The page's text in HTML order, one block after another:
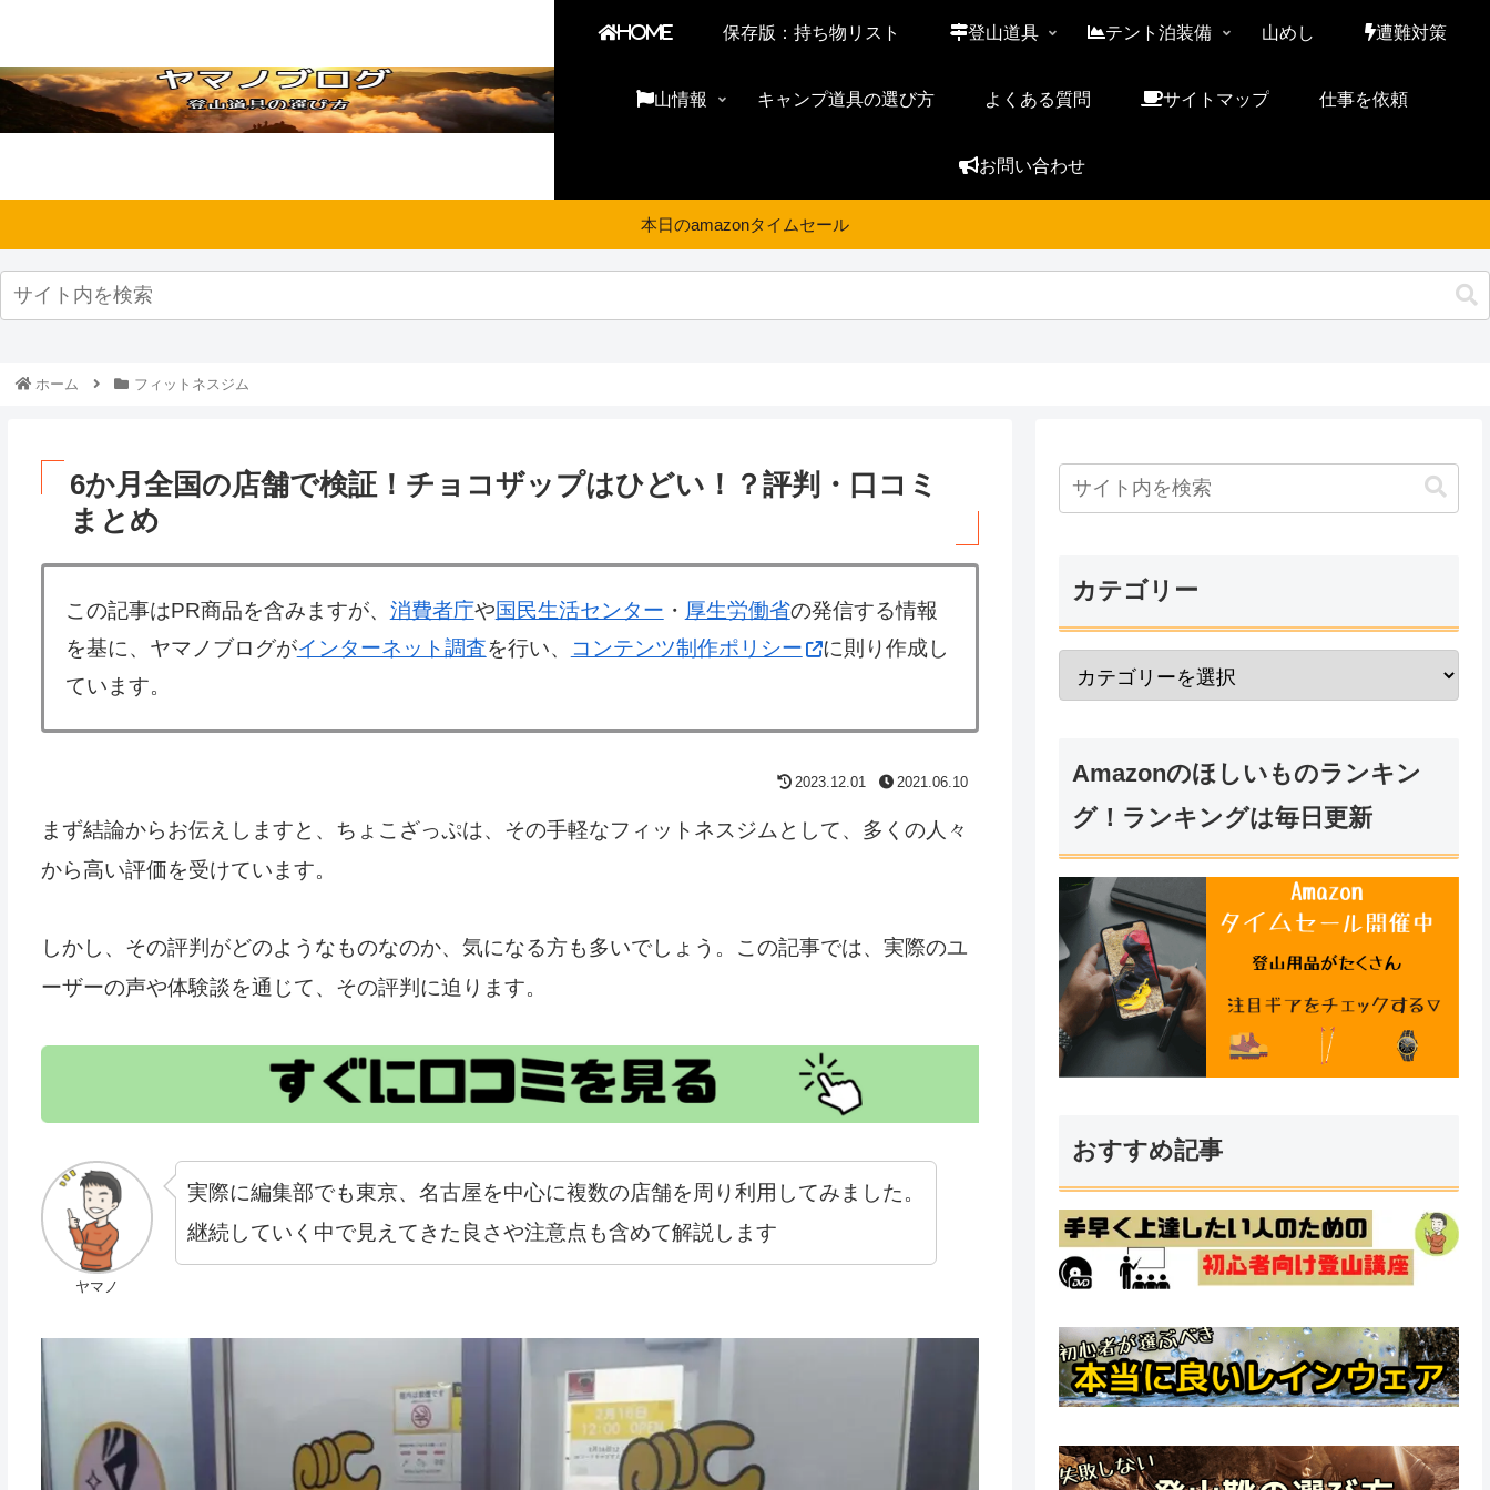
HOME 保存版：持ち物リスト 登山道具 テント泊装備 山めし 遭難対策
山情報 キャンプ道具の選び方 よくある質問 サイトマップ 仕事を依頼
お問い合わせ
本日のamazonタイムセール
ホーム フィットネスジム
6か月全国の店舗で検証！チョコザップはひどい！？評判・口コミ
まとめ
この記事はPR商品を含みますが、 消費者庁や国民生活センター ・ 厚生労働省の発信する情報
を基に、ヤマノブログがインターネット調査を行い、 コンテンツ制作ポリシー
に則り作成し
ています。
2023.12.01 2021.06.10
まず結論からお伝えしますと、ちょこざっぷは、その手軽なフィットネスジムとして、多くの人々
から高い評価を受けています。
しかし、その評判がどのようなものなのか、気になる方も多いでしょう。この記事では、実際のユ
ーザーの声や体験談を通じて、その評判に迫ります。
ヤマノ
実際に編集部でも東京、名古屋を中心に複数の店舗を周り利用してみました。
継続していく中で見えてきた良さや注意点も含めて解説します
カテゴリー
Amazonのほしいものランキン
グ！ランキングは毎日更新
おすすめ記事